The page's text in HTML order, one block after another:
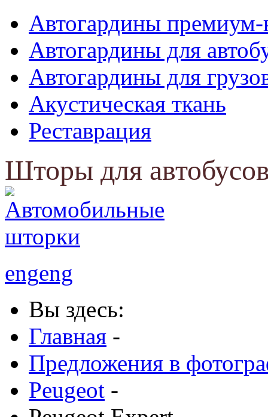
Автогардины премиум-
Автогардины для
Автогардины для
Акустическая ткань
Реставрация
Шторы для
engeng
Вы здесь:
Главная -
Предложения в
Peugeot -